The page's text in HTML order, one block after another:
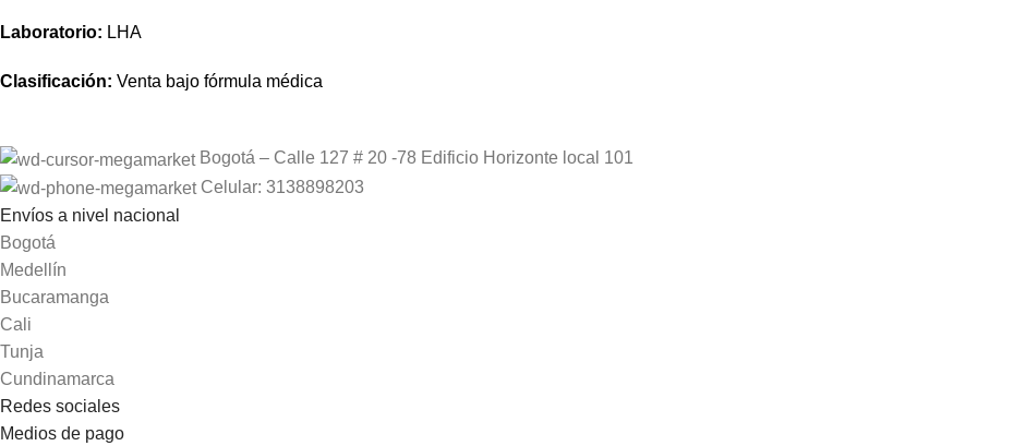
Laboratorio: LHA
Clasificación: Venta bajo fórmula médica
Bogotá – Calle 127 # 20 -78 Edificio Horizonte local 101
Celular: 3138898203
Envíos a nivel nacional
Bogotá
Medellín
Bucaramanga
Cali
Tunja
Cundinamarca
Redes sociales
Medios de pago